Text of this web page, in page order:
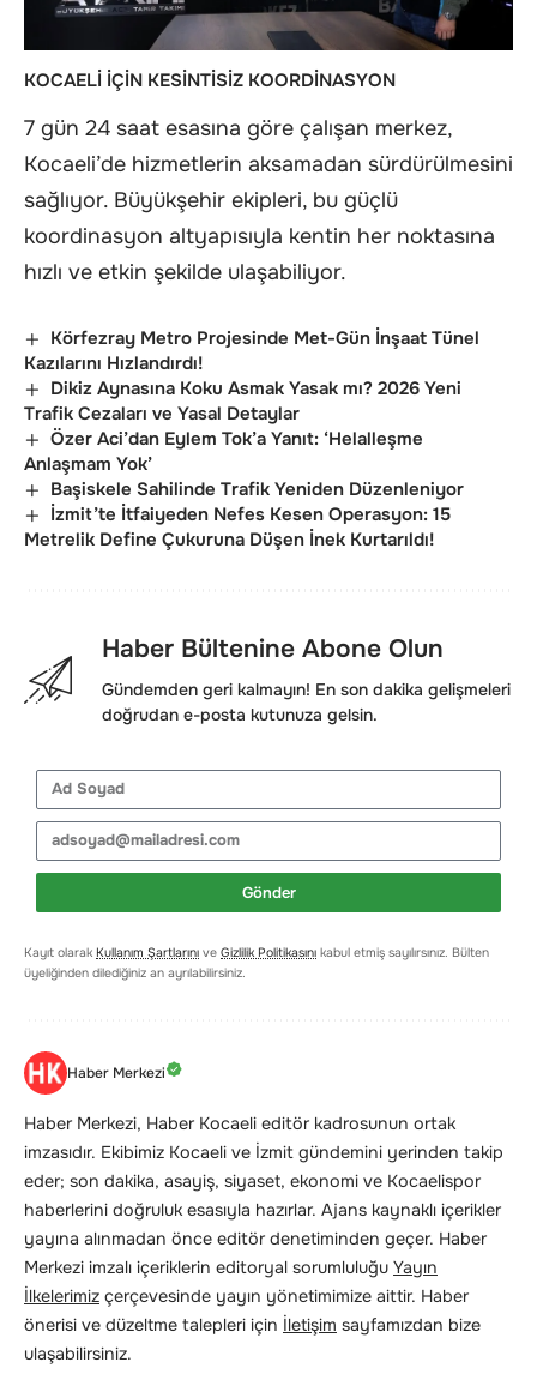
KOCAELİ İÇİN KESİNTİSİZ KOORDİNASYON
7 gün 24 saat esasına göre çalışan merkez,
Kocaeli’de hizmetlerin aksamadan sürdürülmesini
sağlıyor. Büyükşehir ekipleri, bu güçlü
koordinasyon altyapısıyla kentin her noktasına
hızlı ve etkin şekilde ulaşabiliyor.
Körfezray Metro Projesinde Met-Gün İnşaat Tünel
Kazılarını Hızlandırdı!
Dikiz Aynasına Koku Asmak Yasak mı? 2026 Yeni
Trafik Cezaları ve Yasal Detaylar
Özer Aci’dan Eylem Tok’a Yanıt: ‘Helalleşme
Anlaşmam Yok’
Başiskele Sahilinde Trafik Yeniden Düzenleniyor
İzmit’te İtfaiyeden Nefes Kesen Operasyon: 15
Metrelik Define Çukuruna Düşen İnek Kurtarıldı!
Haber Bültenine Abone Olun
Gündemden geri kalmayın! En son dakika gelişmeleri
doğrudan e-posta kutunuza gelsin.
Gönder
Kayıt olarak Kullanım Şartlarını ve Gizlilik Politikasını kabul etmiş sayılırsınız. Bülten
üyeliğinden dilediğiniz an ayrılabilirsiniz.
Haber Merkezi
Haber Merkezi, Haber Kocaeli editör kadrosunun ortak
imzasıdır. Ekibimiz Kocaeli ve İzmit gündemini yerinden takip
eder; son dakika, asayiş, siyaset, ekonomi ve Kocaelispor
haberlerini doğruluk esasıyla hazırlar. Ajans kaynaklı içerikler
yayına alınmadan önce editör denetiminden geçer. Haber
Merkezi imzalı içeriklerin editoryal sorumluluğu Yayın
İlkelerimiz çerçevesinde yayın yönetimimize aittir. Haber
önerisi ve düzeltme talepleri için İletişim sayfamızdan bize
ulaşabilirsiniz.